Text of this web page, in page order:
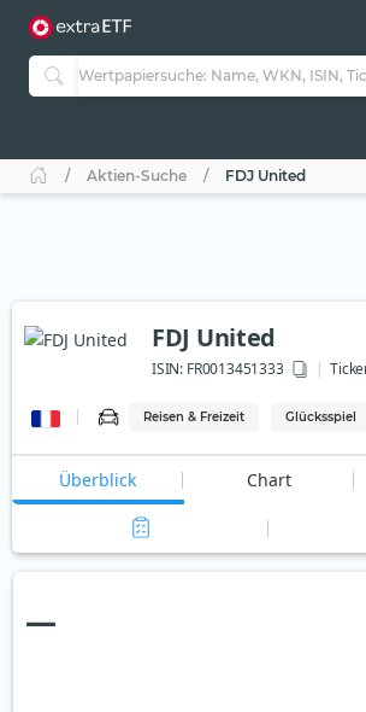
Aktien-Suche FDJ United
FDJ United
ISIN: FR0013451333
Reisen & Freizeit Glücksspiel
Überblick Chart
—